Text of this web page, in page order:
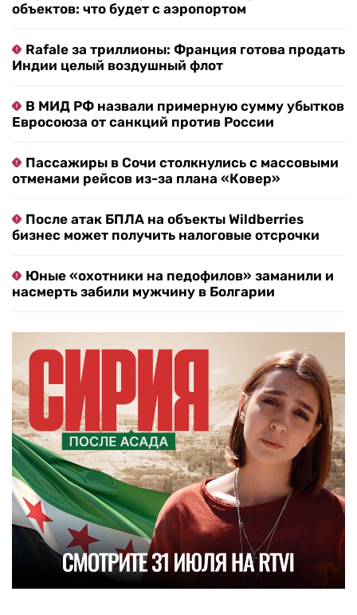
объектов: что будет с аэропортом
Rafale за триллионы: Франция готова продать
Индии целый воздушный флот
В МИД РФ назвали примерную сумму убытков
Евросоюза от санкций против России
Пассажиры в Сочи столкнулись с массовыми
отменами рейсов из-за плана «Ковер»
После атак БПЛА на объекты Wildberries
бизнес может получить налоговые отсрочки
Юные «охотники на педофилов» заманили и
насмерть забили мужчину в Болгарии